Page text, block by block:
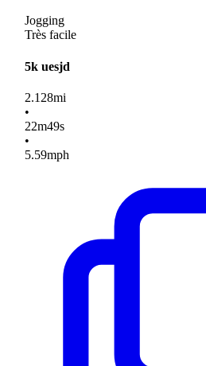
Jogging
Très facile
5k uesjd
2.128mi
•
22m49s
•
5.59mph